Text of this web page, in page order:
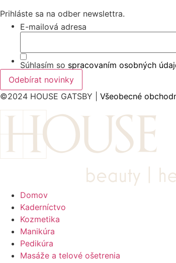
Prihláste sa na odber newslettra.
E-mailová adresa
Súhlasím so spracovaním osobných
©2024 HOUSE GATSBY | Všeobecné
Domov
Kaderníctvo
Kozmetika
Manikúra
Pedikúra
Masáže a telové ošetrenia